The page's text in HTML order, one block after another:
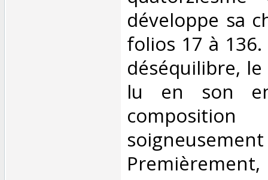
développe sa
folios 17 à
déséquilibre,
lu en son